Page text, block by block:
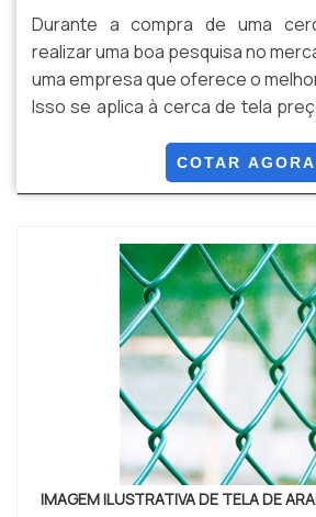
Durante a compra de uma
realizar uma boa pesquisa no
uma empresa que oferece o
Isso se aplica à cerca de tela
principalmente se instalada da
técnicos especializados neste
seu nível de segurança, por
COTAR AGORA
IMAGEM ILUSTRATIVA DE TELA DE